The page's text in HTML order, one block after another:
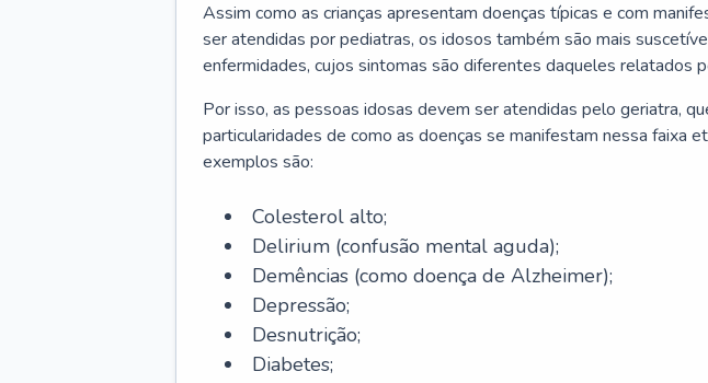
Assim como as crianças apresentam doenças típicas e com
ser atendidas por pediatras, os idosos também são mais
enfermidades, cujos sintomas são diferentes daqueles relatados
Por isso, as pessoas idosas devem ser atendidas pelo geriatra,
particularidades de como as doenças se manifestam nessa faixa
exemplos são:
Colesterol alto;
Delirium (confusão mental aguda);
Demências (como doença de Alzheimer);
Depressão;
Desnutrição;
Diabetes;